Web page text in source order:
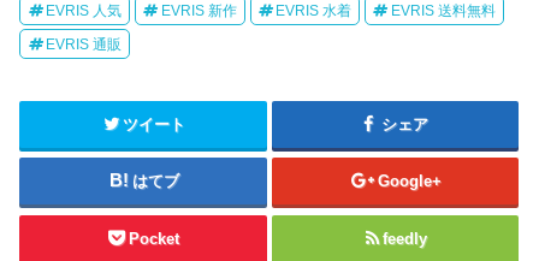
EVRIS 人気 EVRIS 新作 EVRIS 水着 EVRIS 送料無料
EVRIS 通販
ツイート シェア
はてブ Google+
Pocket feedly